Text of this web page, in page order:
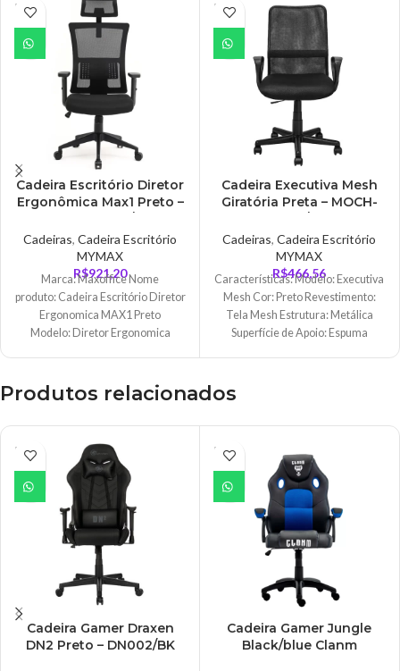
ESGO
TADO
Cadeira Escritório Diretor
Ergonômica Max1 Preto –
Cadeiras, Cadeira Escritório
MYMAX
R$921,20
Marca: Maxoffice Nome
produto: Cadeira Escritório Diretor
Ergonomica MAX1 Preto
Modelo: Diretor Ergonomica
Estrutura: Metálica Superfície de
Apoio: Espuma injetada com
ESGO
TADO
Cadeira Executiva Mesh
Giratória Preta – MOCH-
Cadeiras, Cadeira Escritório
MYMAX
R$466,56
Características: Modelo: Executiva
Mesh Cor: Preto Revestimento:
Tela Mesh Estrutura: Metálica
Superfície de Apoio: Espuma
Produtos relacionados
ESGO
TADO
Cadeira Gamer Draxen
DN2 Preto – DN002/BK
ESGO
TADO
Cadeira Gamer Jungle
Black/blue Clanm